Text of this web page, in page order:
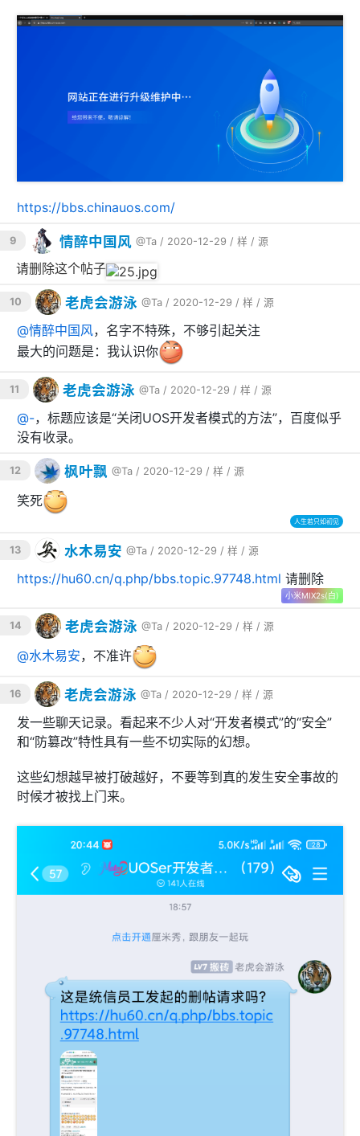
我显然不会同意，因为他根本没有陈述任何理由，我连他
是谁都不能确定。
真是一件怪事，他以为他是我的上级主管部门吗？
该用户很可能是统信的工作人员，因为该用户的注册邮箱
是
***********@uniontech.com
由于涉及隐私，我不会公布该用户的完整邮箱。
最终陈述：
该教程由我原创，由我
公司的任何内部信息。如果这也算泄漏机密，只能说
机密二字太廉价了。
少有一名统信工作人员与其持相同观点（我在QQ群中
亲自看到的）。所以，国内厂商对用户自由的压榨竟
然到了如此地步，我简直惊掉了下巴。他们想对你的
系统做什么就做什么，你想对你的系统做什么都不可
以。这就是合同，这就是许可协议，权利和义务真
TMD对等
内厂商无限扩大自身权力，无限压榨用户自由，一言
不合就要求删帖的破习惯。这件事闹的越大越好，最
好让所有想知道的人都知道，让统信好好看看什么是
“欲盖弥彰”，什么是“史翠珊效应”！
我维护自身自由的最后战场。没有厂商可以不经我同
https://bbs.chinauos.com/
9 情醉中国风 @Ta / 2020-12-29 / 样 / 源
请删除这个帖子
10 老虎会游泳 @Ta / 2020-12-29 / 样 / 源
@情醉中国风，名字不特殊，不够引起关注
最大的问题是：我认识你
11 老虎会游泳 @Ta / 2020-12-29 / 样 / 源
@-，标题应该是“关闭UOS开发者模式的方法”，百度似乎
没有收录。
12 枫叶飘 @Ta / 2020-12-29 / 样 / 源
笑死
人生若只如初见
13 水木易安 @Ta / 2020-12-29 / 样 / 源
https://hu60.cn/q.php/bbs.topic.97748.html 请删除
小米MIX2s(白)
14 老虎会游泳 @Ta / 2020-12-29 / 样 / 源
@水木易安，不准许
16 老虎会游泳 @Ta / 2020-12-29 / 样 / 源
发一些聊天记录。看起来不少人对“开发者模式”的“安全”
和“防篡改”特性具有一些不切实际的幻想。
这些幻想越早被打破越好，不要等到真的发生安全事故的
时候才被找上门来。